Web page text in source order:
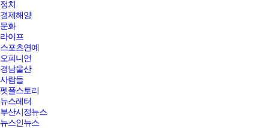
정치
경제해양
문화
라이프
스포츠연예
오피니언
경남울산
사람들
펫플스토리
뉴스레터
부산시정뉴스
뉴스인뉴스